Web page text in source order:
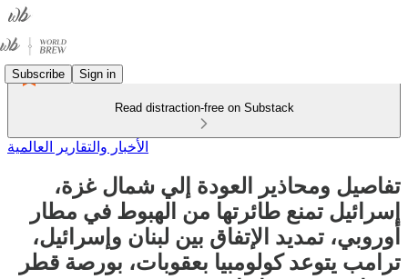
Subscribe Sign in
Read distraction-free on Substack
الأخبار والتقارير العالمية
تفاصيل ومحاذير العودة إلي شمال غزة،
إسرائيل تمنع طائرتها من الهبوط في مطار
أوروبي، تمديد الإتفاق بين لبنان وإسرائيل،
ترامب يتوعد كولومبيا بعقوبات، بورصة قطر